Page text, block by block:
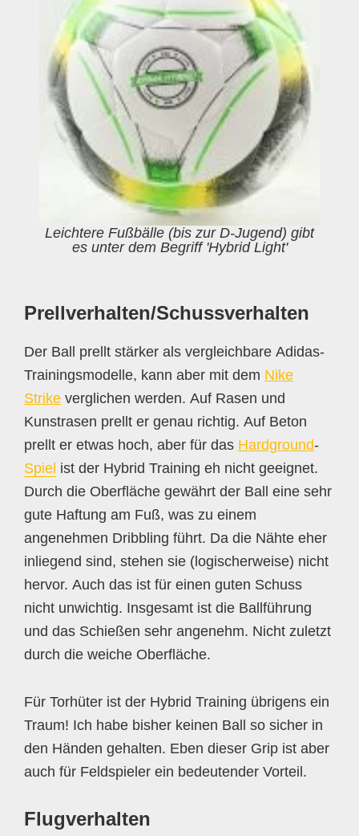
Leichtere Fußbälle (bis zur D-Jugend) gibt
es unter dem Begriff 'Hybrid Light'
Prellverhalten/Schussverhalten
Der Ball prellt stärker als vergleichbare Adidas-
Trainingsmodelle, kann aber mit dem Nike
Strike verglichen werden. Auf Rasen und
Kunstrasen prellt er genau richtig. Auf Beton
prellt er etwas hoch, aber für das Hardground-
Spiel ist der Hybrid Training eh nicht geeignet.
Durch die Oberfläche gewährt der Ball eine sehr
gute Haftung am Fuß, was zu einem
angenehmen Dribbling führt. Da die Nähte eher
inliegend sind, stehen sie (logischerweise) nicht
hervor. Auch das ist für einen guten Schuss
nicht unwichtig. Insgesamt ist die Ballführung
und das Schießen sehr angenehm. Nicht zuletzt
durch die weiche Oberfläche.
Für Torhüter ist der Hybrid Training übrigens ein
Traum! Ich habe bisher keinen Ball so sicher in
den Händen gehalten. Eben dieser Grip ist aber
auch für Feldspieler ein bedeutender Vorteil.
Flugverhalten